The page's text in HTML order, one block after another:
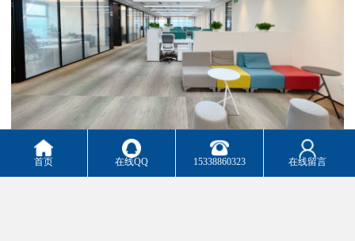
首页 在线QQ 15338860323 在线留言